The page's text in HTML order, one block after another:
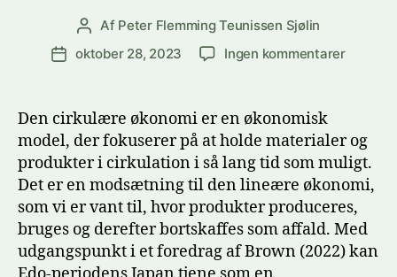
Indlægsforfatter
Af Peter Flemming Teunissen Sjølin
Indlægsdato
oktober 28, 2023 Ingen kommentarertil
fra
fortiden
Den cirkulære økonomi er en økonomisk
model, der fokuserer på at holde materialer og
produkter i cirkulation i så lang tid som muligt.
Det er en modsætning til den lineære økonomi,
som vi er vant til, hvor produkter produceres,
bruges og derefter bortskaffes som affald. Med
udgangspunkt i et foredrag af Brown (2022) kan